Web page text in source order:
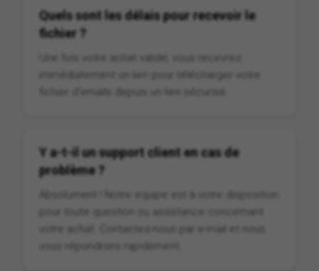
Quels sont les délais pour recevoir le
fichier ?
immédiatement un lien pour télécharger votre
fichier d'emails depuis un lien sécurisé.
Y a-t-il un support client en cas de
problème ?
pour toute question ou assistance concernant
votre achat. Contactez-nous par e-mail et nous
vous répondrons rapidement.